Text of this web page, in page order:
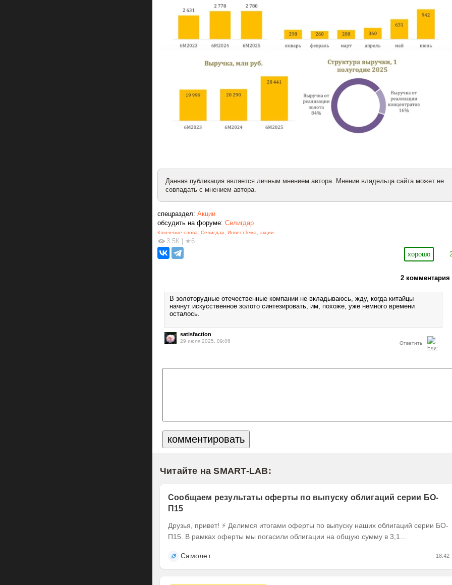
Данная публикация является личным мнением автора. Мнение владельца сайта может не
совпадать с мнением автора.
спецраздел: Акции
обсудить на форуме: Селигдар
Ключевые слова: Селигдар, ИнвестТема, акции
3.5К
★6
хорошо
2 комментария
В золоторудные отечественные компании не вкладываюсь, жду, когда китайцы
начнут искусственное золото синтезировать, им, похоже, уже немного времени
осталось.
satisfaction
29 июля 2025, 09:06 Ответить
Читайте на SMART-LAB:
Сообщаем результаты оферты по выпуску облигаций серии БО-
П15
Друзья, привет! ⚡️ Делимся итогами оферты по выпуску наших облигаций серии БО-
П15. В рамках оферты мы погасили облигации на общую сумму в 3,1...
Самолет 18:42